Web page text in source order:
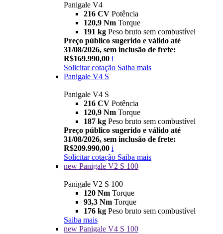
Panigale V4
216 CV Potência
120,9 Nm Torque
191 kg Peso bruto sem combustível
Preço público sugerido e válido até
31/08/2026, sem inclusão de frete:
R$169.990,00 i
Solicitar cotação Saiba mais
Panigale V4 S
Panigale V4 S
216 CV Potência
120,9 Nm Torque
187 kg Peso bruto sem combustível
Preço público sugerido e válido até
31/08/2026, sem inclusão de frete:
R$209.990,00 i
Solicitar cotação Saiba mais
new Panigale V2 S 100
Panigale V2 S 100
120 Nm Torque
93,3 Nm Torque
176 kg Peso bruto sem combustível
Saiba mais
new Panigale V4 S 100